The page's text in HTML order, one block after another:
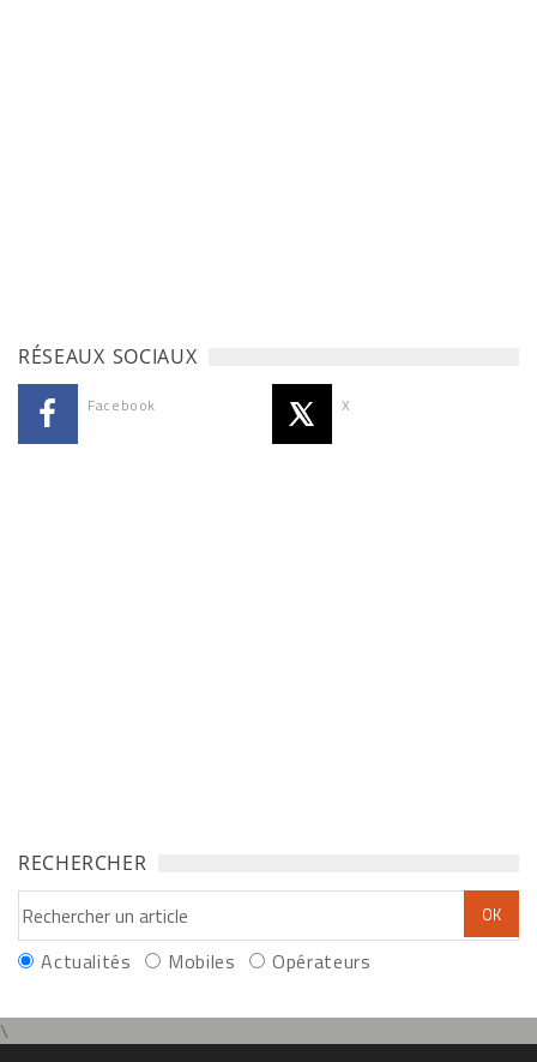
RÉSEAUX SOCIAUX
Facebook X
RECHERCHER
Actualités Mobiles Opérateurs
\